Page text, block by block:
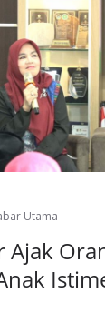
Utama
Ajak